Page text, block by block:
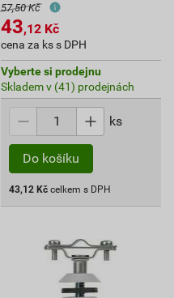
57,50 Kč
43,12 Kč
cena za ks s DPH
Vyberte si prodejnu
Skladem v (41) prodejnách
ks
Do košíku
43,12 Kč celkem s DPH